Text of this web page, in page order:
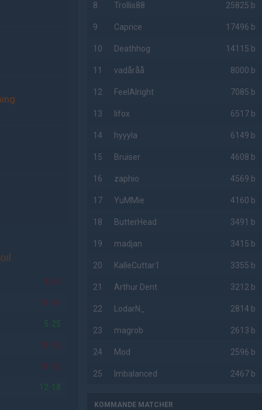
16-9
16-14
5-25
18-12
18-12
12-18
8 Trollis88 25825 b
9 Caprice 17496 b
10 Deathhog 14115 b
11 vadåråå 8000 b
12 FeelAlright 7085 b
13 lifox 6517 b
14 hyyyla 6149 b
15 Bruiser 4608 b
16 zaphio 4569 b
17 YuMMie 4160 b
18 ButterHead 3491 b
19 madjan 3415 b
20 KalleCuttar1 3355 b
21 Arthur Dent 3212 b
22 LodarN_ 2814 b
23 magrob 2613 b
24 Mod 2596 b
25 Imbalanced 2467 b
KOMMANDE MATCHER